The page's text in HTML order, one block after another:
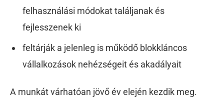
felhasználási módokat találjanak és
fejlesszenek ki
feltárják a jelenleg is működő blokkláncos
vállalkozások nehézségeit és akadályait
A munkát várhatóan jövő év elején kezdik meg.